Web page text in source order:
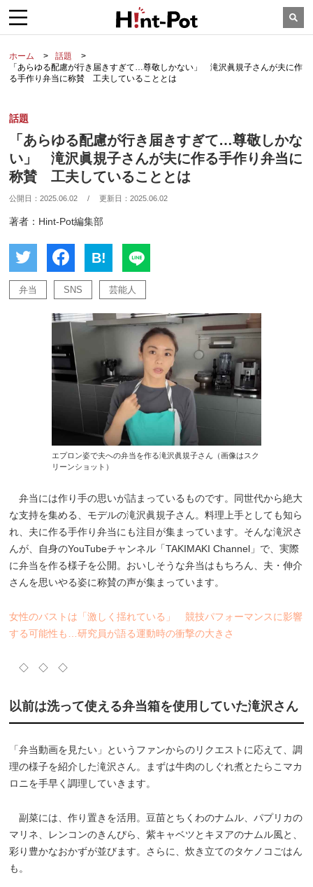
ホーム
話題
「あらゆる配慮が行き届きすぎて…尊敬しかない」 滝沢眞規子さんが夫に作
る手作り弁当に称賛 工夫していることとは
話題
「あらゆる配慮が行き届きすぎて…尊敬しかな
い」 滝沢眞規子さんが夫に作る手作り弁当に
称賛 工夫していることとは
公開日：2025.06.02 / 更新日：2025.06.02
著者：Hint-Pot編集部
B!
弁当 SNS 芸能人
エプロン姿で夫への弁当を作る滝沢眞規子さん（画像はスク
リーンショット）
弁当には作り手の思いが詰まっているものです。同世代から絶大
な支持を集める、モデルの滝沢眞規子さん。料理上手としても知ら
れ、夫に作る手作り弁当にも注目が集まっています。そんな滝沢さ
んが、自身のYouTubeチャンネル「TAKIMAKI Channel」で、実際
に弁当を作る様子を公開。おいしそうな弁当はもちろん、夫・伸介
さんを思いやる姿に称賛の声が集まっています。
女性のバストは「激しく揺れている」 競技パフォーマンスに影響
する可能性も…研究員が語る運動時の衝撃の大きさ
◇ ◇ ◇
以前は洗って使える弁当箱を使用していた滝沢さん
「弁当動画を見たい」というファンからのリクエストに応えて、調
理の様子を紹介した滝沢さん。まずは牛肉のしぐれ煮とたらこマカ
ロニを手早く調理していきます。
副菜には、作り置きを活用。豆苗とちくわのナムル、パプリカの
マリネ、レンコンのきんぴら、紫キャベツとキヌアのナムル風と、
彩り豊かなおかずが並びます。さらに、炊き立てのタケノコごはん
も。